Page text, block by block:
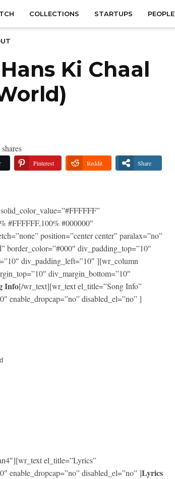
COLLECTIONS STARTUPS PEOPLE
Ki Chaal
shares
Pinterest Reddit Share
#FFFFFF,100% #000000″
position=”center center” paralax=”no”
border_color=”#000″ div_padding_top=”10″
div_padding_left=”10″ ][wr_column
div_margin_bottom=”10″
Info[/wr_text][wr_text el_title=”Song Info”
enable_dropcap=”no” disabled_el=”no” ]
el_title=”Lyrics”
enable_dropcap=”no” disabled_el=”no” ]Lyrics